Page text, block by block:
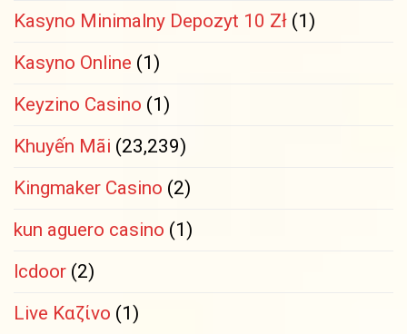
Kasyno Minimalny Depozyt 10 Zł (1)
Kasyno Online (1)
Keyzino Casino (1)
Khuyến Mãi (23,239)
Kingmaker Casino (2)
kun aguero casino (1)
lcdoor (2)
Live Καζίνο (1)